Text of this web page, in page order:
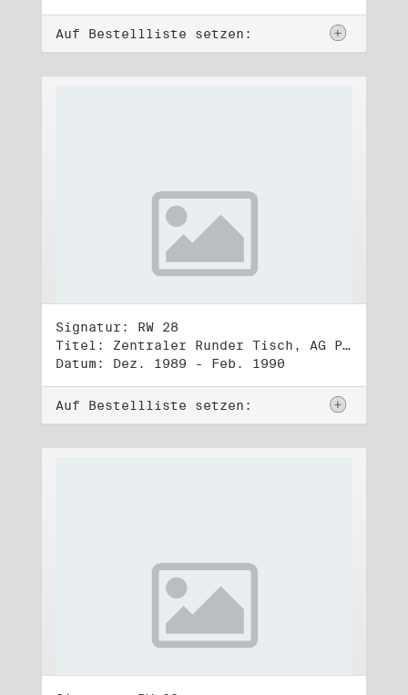
Auf Bestellliste setzen:
Signatur: RW 28
Titel: Zentraler Runder Tisch, AG Parteien- und Vereinigungsgesetz
Datum: Dez. 1989 - Feb. 1990
Auf Bestellliste setzen: